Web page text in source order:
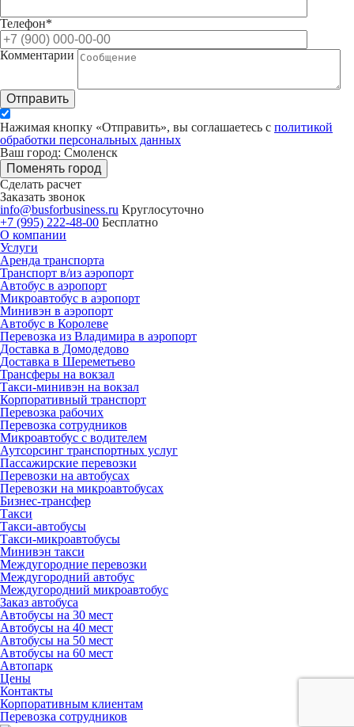
Телефон*
Комментарии
Отправить
Нажимая кнопку «Отправить», вы соглашаетесь с политикой
обработки персональных данных
Ваш город: Смоленск
Поменять город
Сделать расчет
Заказать звонок
info@busforbusiness.ru Круглосуточно
+7 (995) 222-48-00 Бесплатно
О компании
Услуги
Аренда транспорта
Транспорт в/из аэропорт
Автобус в аэропорт
Микроавтобус в аэропорт
Минивэн в аэропорт
Автобус в Королеве
Перевозка из Владимира в аэропорт
Доставка в Домодедово
Доставка в Шереметьево
Трансферы на вокзал
Такси-минивэн на вокзал
Корпоративный транспорт
Перевозка рабочих
Перевозка сотрудников
Микроавтобус с водителем
Аутсорсинг транспортных услуг
Пассажирские перевозки
Перевозки на автобусах
Перевозки на микроавтобусах
Бизнес-трансфер
Такси
Такси-автобусы
Такси-микроавтобусы
Минивэн такси
Междугородние перевозки
Междугородний автобус
Междугородний микроавтобус
Заказ автобуса
Автобусы на 30 мест
Автобусы на 40 мест
Автобусы на 50 мест
Автобусы на 60 мест
Автопарк
Цены
Контакты
Корпоративным клиентам
Перевозка сотрудников